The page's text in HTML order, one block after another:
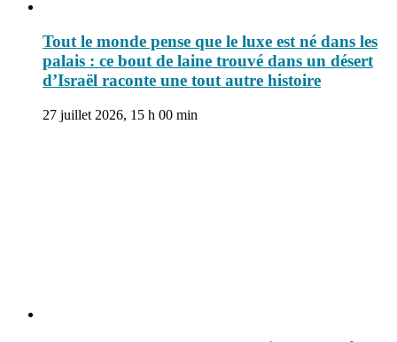
Tout le monde pense que le luxe est né dans les
palais : ce bout de laine trouvé dans un désert
d’Israël raconte une tout autre histoire
27 juillet 2026, 15 h 00 min